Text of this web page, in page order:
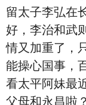
留太子李弘在
好，李治和武
情又加重了，
能操心国事，
看太平阿妹最
父母和永昌啦